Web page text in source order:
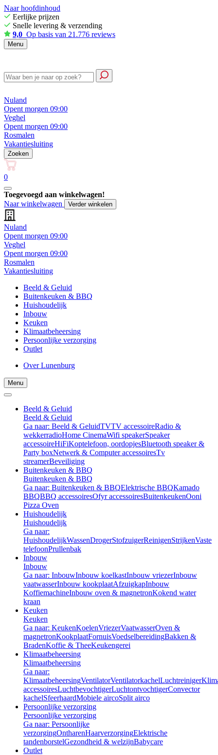
Naar hoofdinhoud
Eerlijke prijzen
Snelle levering & verzending
9,0 Op basis van 21.776 reviews
Menu
Nuland
Opent morgen 09:00
Veghel
Opent morgen 09:00
Rosmalen
Vakantiesluiting
Zoeken
0
Toegevoegd aan winkelwagen!
Naar winkelwagen
Verder winkelen
Nuland
Opent morgen 09:00
Veghel
Opent morgen 09:00
Rosmalen
Vakantiesluiting
Beeld & Geluid
Buitenkeuken & BBQ
Huishoudelijk
Inbouw
Keuken
Klimaatbeheersing
Persoonlijke verzorging
Outlet
Over Lunenburg
Menu
Beeld & Geluid
Beeld & Geluid
Ga naar: Beeld & GeluidTVTV accessoireRadio &
wekkerradioHome CinemaWifi speakerSpeaker
accessoireHiFiKoptelefoon, oordopjesBluetooth speaker &
Party boxNetwerk & Computer accessoiresTv
streamerBeveiliging
Buitenkeuken & BBQ
Buitenkeuken & BBQ
Ga naar: Buitenkeuken & BBQElektrische BBQKamado
BBQBBQ accessoiresOfyr accessoiresBuitenkeukenOoni
Pizza Oven
Huishoudelijk
Huishoudelijk
Ga naar:
HuishoudelijkWassenDrogerStofzuigerReinigenStrijkenVaste
telefoonPrullenbak
Inbouw
Inbouw
Ga naar: InbouwInbouw koelkastInbouw vriezerInbouw
vaatwasserInbouw kookplaatAfzuigkapInbouw
KoffiemachineInbouw oven & magnetronKokend water
kraan
Keuken
Keuken
Ga naar: KeukenKoelenVriezerVaatwasserOven &
magnetronKookplaatFornuisVoedselbereidingBakken &
BradenKoffie & TheeKeukengerei
Klimaatbeheersing
Klimaatbeheersing
Ga naar:
KlimaatbeheersingVentilatorVentilatorkachelLuchtreiniger
accessoiresLuchtbevochtigerLuchtontvochtigerConvector
kachelSfeerhaardMobiele aircoSplit airco
Persoonlijke verzorging
Persoonlijke verzorging
Ga naar: Persoonlijke
verzorgingOntharenHaarverzorgingElektrische
tandenborstelGezondheid & welzijnBabycare
Outlet